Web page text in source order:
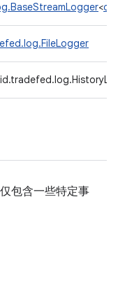
<
包含一些特定事